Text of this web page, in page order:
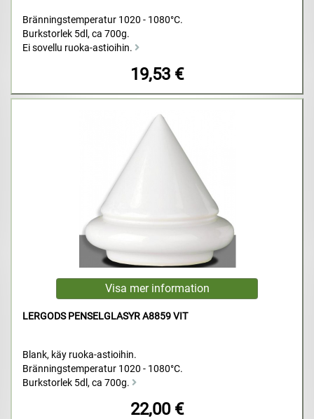
Bränningstemperatur 1020 - 1080°C.
Burkstorlek 5dl, ca 700g.
Ei sovellu ruoka-astioihin.
19,53 €
LERGODS PENSELGLASYR A8859 VIT
Blank, käy ruoka-astioihin.
Bränningstemperatur 1020 - 1080°C.
Burkstorlek 5dl, ca 700g.
22,00 €